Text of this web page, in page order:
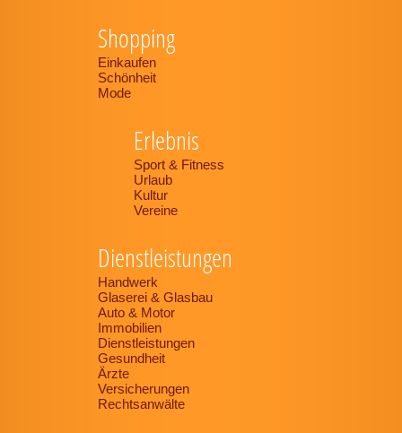
Shopping
Einkaufen
Schönheit
Mode
Erlebnis
Sport & Fitness
Urlaub
Kultur
Vereine
Dienstleistungen
Handwerk
Glaserei & Glasbau
Auto & Motor
Immobilien
Dienstleistungen
Gesundheit
Ärzte
Versicherungen
Rechtsanwälte